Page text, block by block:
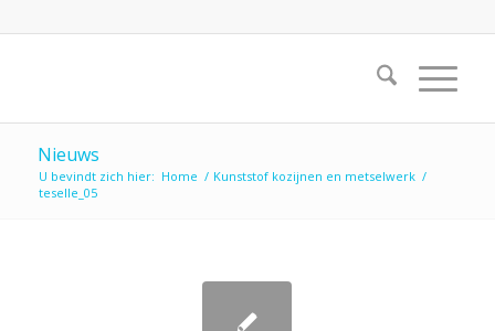
Nieuws
U bevindt zich hier: Home / Kunststof kozijnen en metselwerk /
teselle_05